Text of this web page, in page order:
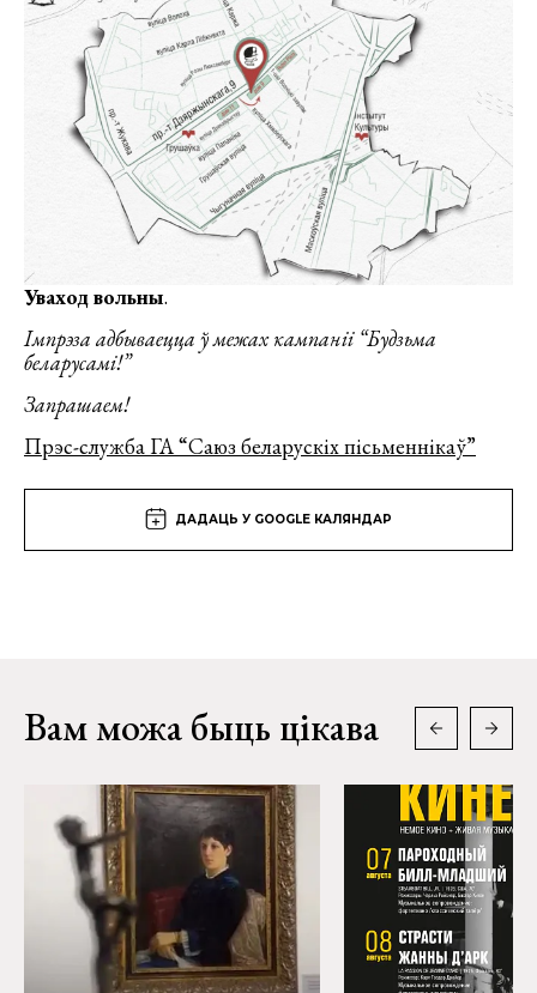
Уваход вольны.
Імпрэза адбываецца ў межах кампаніі “Будзьма
беларусамі!”
Запрашаем!
Прэс-служба ГА “Саюз беларускіх пісьменнікаў”
ДАДАЦЬ У GOOGLE КАЛЯНДАР
Вам можа быць цікава